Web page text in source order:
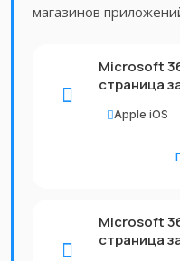
магазинов
Microsoft
страница
Apple iOS
Microsoft
страница